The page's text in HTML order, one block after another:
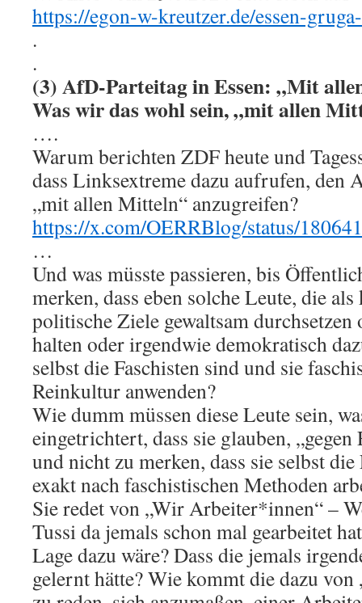
https://egon-w-kreutzer.de/essen-
.
.
(3) AfD-Parteitag in Essen: „Mit
Was wir das wohl sein, „mit allen
….
Warum berichten ZDF heute und
dass Linksextreme dazu aufrufen, den
„mit allen Mitteln“ anzugreifen?
https://x.com/OERRBlog/status/
…
Und was müsste passieren, bis
merken, dass eben solche Leute, die
politische Ziele gewaltsam durchsetzen
halten oder irgendwie demokratisch
selbst die Faschisten sind und sie
Reinkultur anwenden?
Wie dumm müssen diese Leute sein,
eingetrichtert, dass sie glauben, „gegen
und nicht zu merken, dass sie selbst
exakt nach faschistischen Methoden
Sie redet von „Wir Arbeiter*innen“ –
Tussi da jemals schon mal gearbeitet
Lage dazu wäre? Dass die jemals
gelernt hätte? Wie kommt die dazu